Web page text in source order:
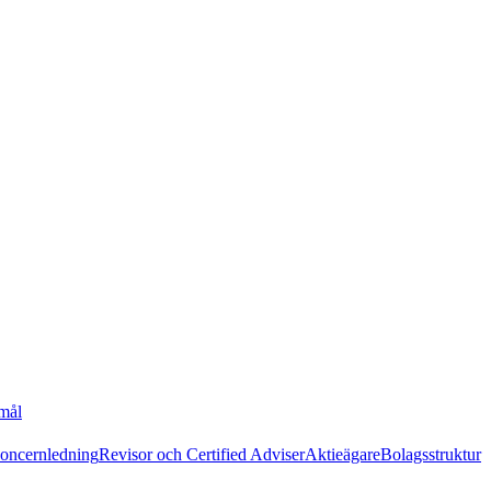
Revisor och Certified AdviserAktieägareBolagsstruktur